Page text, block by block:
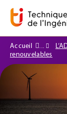
Accueil
renouvelables